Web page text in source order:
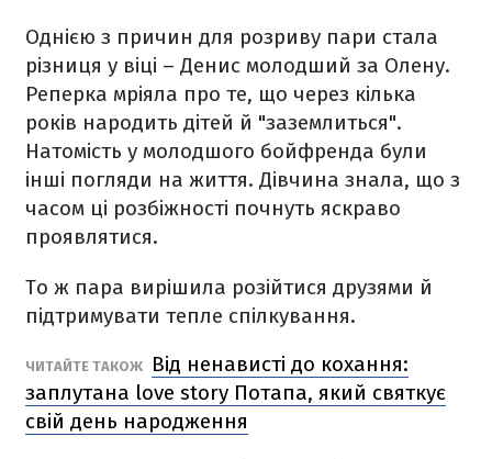
Однією з причин для розриву пари стала
різниця у віці – Денис молодший за Олену.
Реперка мріяла про те, що через кілька
років народить дітей й "заземлиться".
Натомість у молодшого бойфренда були
інші погляди на життя. Дівчина знала, що з
часом ці розбіжності почнуть яскраво
проявлятися.
То ж пара вирішила розійтися друзями й
підтримувати тепле спілкування.
ЧИТАЙТЕ ТАКОЖ
Від ненависті до кохання:
заплутана love story Потапа, який святкує
свій день народження